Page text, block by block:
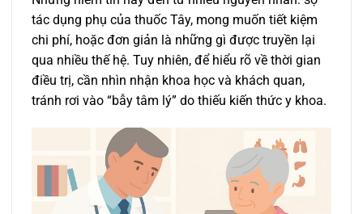
tác dụng phụ của thuốc Tây, mong muốn tiết kiệm
chi phí, hoặc đơn giản là những gì được truyền lại
qua nhiều thế hệ. Tuy nhiên, để hiểu rõ về thời gian
điều trị, cần nhìn nhận khoa học và khách quan,
tránh rơi vào “bẫy tâm lý” do thiếu kiến thức y khoa.